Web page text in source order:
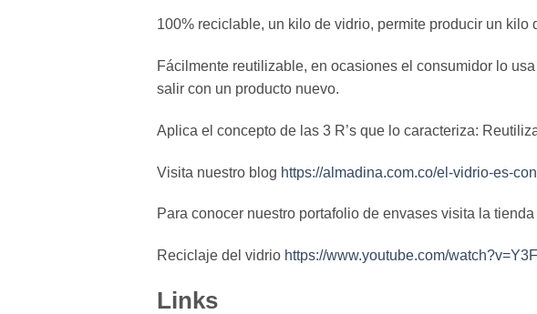
100% reciclable, un kilo de vidrio, permite producir un kilo
Fácilmente reutilizable, en ocasiones el consumidor lo
salir con un producto nuevo.
Aplica el concepto de las 3 R’s que lo caracteriza:
Visita nuestro blog https://almadina.com.co/el-vidrio-es-
Para conocer nuestro portafolio de envases visita la tienda
Reciclaje del vidrio https://www.youtube.com/
Links